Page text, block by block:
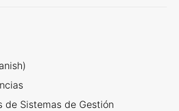
de Sistemas de Gestión